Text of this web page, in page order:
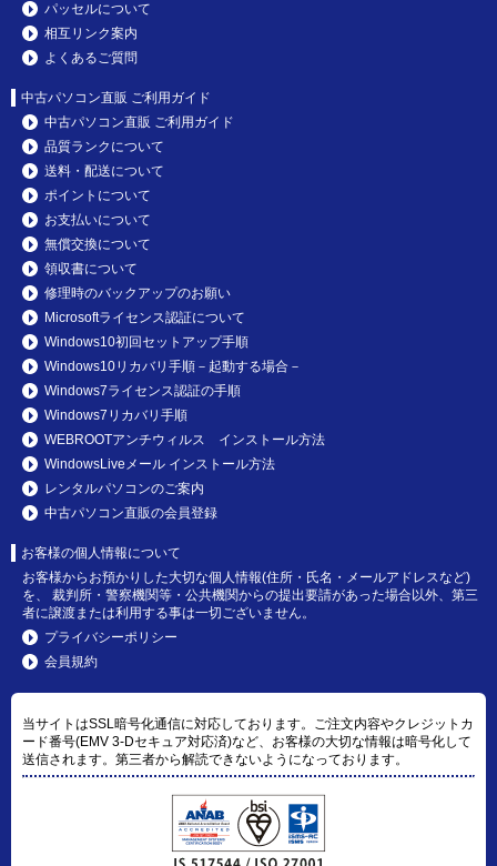
パッセルについて
相互リンク案内
よくあるご質問
中古パソコン直販 ご利用ガイド
中古パソコン直販 ご利用ガイド
品質ランクについて
送料・配送について
ポイントについて
お支払いについて
無償交換について
領収書について
修理時のバックアップのお願い
Microsoftライセンス認証について
Windows10初回セットアップ手順
Windows10リカバリ手順－起動する場合－
Windows7ライセンス認証の手順
Windows7リカバリ手順
WEBROOTアンチウィルス インストール方法
WindowsLiveメール インストール方法
レンタルパソコンのご案内
中古パソコン直販の会員登録
お客様の個人情報について
お客様からお預かりした大切な個人情報(住所・氏名・メールアドレスなど)
を、 裁判所・警察機関等・公共機関からの提出要請があった場合以外、第三
者に譲渡または利用する事は一切ございません。
プライバシーポリシー
会員規約
当サイトはSSL暗号化通信に対応しております。ご注文内容やクレジットカ
ード番号(EMV 3-Dセキュア対応済)など、お客様の大切な情報は暗号化して
送信されます。第三者から解読できないようになっております。